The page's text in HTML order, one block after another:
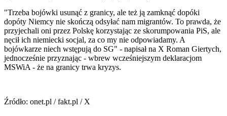
"Trzeba bojówki usunąć z granicy, ale też ją zamknąć dopóki
dopóty Niemcy nie skończą odsyłać nam migrantów. To prawda, że
przyjechali oni przez Polskę korzystając ze skorumpowania PiS, ale
nęcił ich niemiecki socjal, za co my nie odpowiadamy. A
bojówkarze niech wstępują do SG" - napisał na X Roman Giertych,
jednocześnie przyznając - wbrew wcześniejszym deklaracjom
MSWiA - że na granicy trwa kryzys.
Źródło: onet.pl / fakt.pl / X